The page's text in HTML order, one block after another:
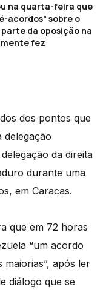
na quarta-feira que
acordos” sobre o
da oposição na
fez
dos pontos que
da direita
durante uma
em Caracas.
que em 72 horas
“um acordo
maiorias”, após ler
diálogo que se